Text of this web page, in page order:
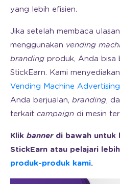
yang lebih efisien.
Jika setelah membaca
menggunakan vending
branding produk, Anda bisa
StickEarn. Kami
Vending Machine Advertising
Anda berjualan, branding,
terkait campaign di mesin
Klik bannerdi bawah untuk
StickEarn atau pelajari
produk-produk kami.